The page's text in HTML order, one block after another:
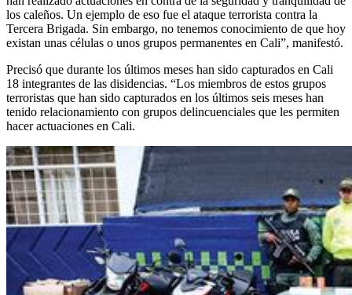
los caleños. Un ejemplo de eso fue el ataque terrorista contra la
Tercera Brigada. Sin embargo, no tenemos conocimiento de que hoy
existan unas células o unos grupos permanentes en Cali”, manifestó.
Precisó que durante los últimos meses han sido capturados en Cali
18 integrantes de las disidencias. “Los miembros de estos grupos
terroristas que han sido capturados en los últimos seis meses han
tenido relacionamiento con grupos delincuenciales que les permiten
hacer actuaciones en Cali.